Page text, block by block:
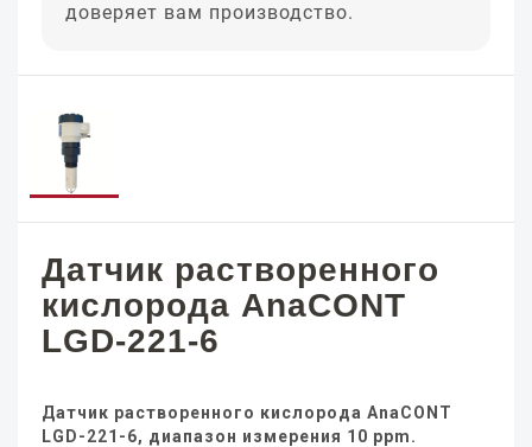
доверяет вам производство.
Датчик растворенного
кислорода AnaCONT
LGD-221-6
Датчик растворенного кислорода AnaCONT
LGD-221-6, диапазон измерения 10 ppm.